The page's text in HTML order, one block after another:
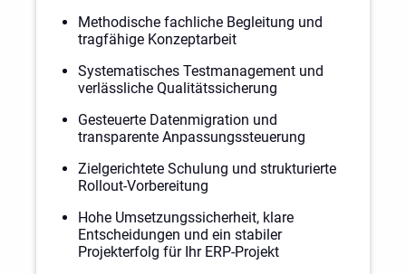
Methodische fachliche Begleitung und
tragfähige Konzeptarbeit
Systematisches Testmanagement und
verlässliche Qualitätssicherung
Gesteuerte Datenmigration und
transparente Anpassungssteuerung
Zielgerichtete Schulung und strukturierte
Rollout-Vorbereitung
Hohe Umsetzungssicherheit, klare
Entscheidungen und ein stabiler
Projekterfolg für Ihr ERP-Projekt